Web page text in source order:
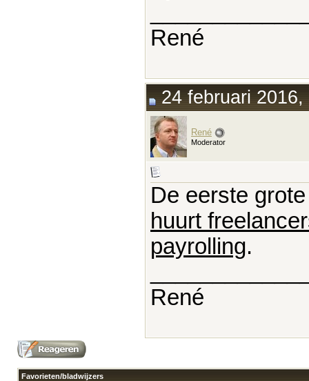
René
24 februari 2016,
René
Moderator
De eerste
huurt
payrolling.
René
Favorieten/bladwijzers